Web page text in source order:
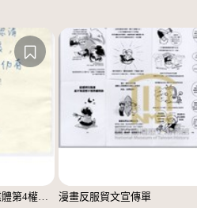
「這次學運讓學生認清台灣媒體第4權的崩壞」便利貼 漫畫反服貿文宣傳單